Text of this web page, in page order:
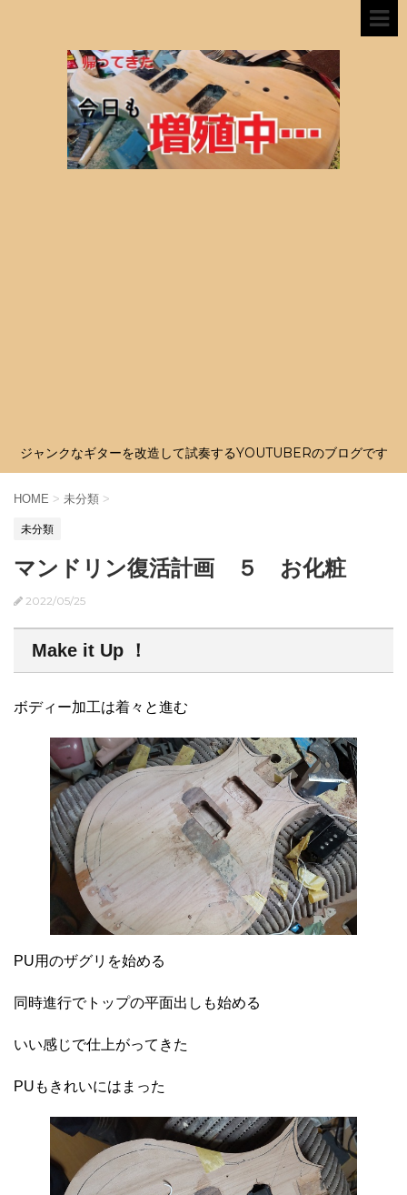
ジャンクなギターを改造して試奏するYOUTUBERのブログです
HOME > 未分類 >
未分類
マンドリン復活計画 ５ お化粧
2022/05/25
Make it Up ！
ボディー加工は着々と進む
PU用のザグリを始める
同時進行でトップの平面出しも始める
いい感じで仕上がってきた
PUもきれいにはまった